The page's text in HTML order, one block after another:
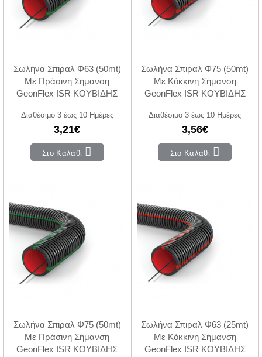
Σωλήνα Σπιραλ Φ63 (50mt)
Με Πράσινη Σήμανση
GeonFlex ISR ΚΟΥΒΙΔΗΣ
Διαθέσιμο 3 έως 10 Ημέρες
3,21€
Στο Καλάθι
Σωλήνα Σπιραλ Φ75 (50mt)
Με Κόκκινη Σήμανση
GeonFlex ISR ΚΟΥΒΙΔΗΣ
Διαθέσιμο 3 έως 10 Ημέρες
3,56€
Στο Καλάθι
Σωλήνα Σπιραλ Φ75 (50mt)
Με Πράσινη Σήμανση
GeonFlex ISR ΚΟΥΒΙΔΗΣ
Σωλήνα Σπιραλ Φ63 (25mt)
Με Κόκκινη Σήμανση
GeonFlex ISR ΚΟΥΒΙΔΗΣ